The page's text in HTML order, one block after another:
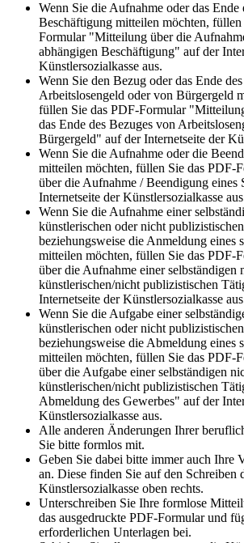
Wenn Sie die Aufnahme oder das Ende
Beschäftigung mitteilen möchten,
Formular "Mitteilung über die
abhängigen Beschäftigung" auf der
Künstlersozialkasse aus.
Wenn Sie den Bezug oder das Ende
Arbeitslosengeld oder von Bürgergeld
füllen Sie das PDF-Formular
das Ende des Bezuges von
Bürgergeld" auf der Internetseite der
Wenn Sie die Aufnahme oder die
mitteilen möchten, füllen Sie das PDF-
über die Aufnahme / Beendigung eines
Internetseite der Künstlersozialkasse
Wenn Sie die Aufnahme einer
künstlerischen oder nicht
beziehungsweise die Anmeldung eines
mitteilen möchten, füllen Sie das PDF-
über die Aufnahme einer selbständigen
künstlerischen/nicht publizistischen
Internetseite der Künstlersozialkasse
Wenn Sie die Aufgabe einer
künstlerischen oder nicht
beziehungsweise die Abmeldung eines
mitteilen möchten, füllen Sie das PDF-
über die Aufgabe einer selbständigen
künstlerischen/nicht publizistischen
Abmeldung des Gewerbes" auf der
Künstlersozialkasse aus.
Alle anderen Änderungen Ihrer
Sie bitte formlos mit.
Geben Sie dabei bitte immer auch Ihre
an. Diese finden Sie auf den Schreiben
Künstlersozialkasse oben rechts.
Unterschreiben Sie Ihre formlose
das ausgedruckte PDF-Formular und
erforderlichen Unterlagen bei.